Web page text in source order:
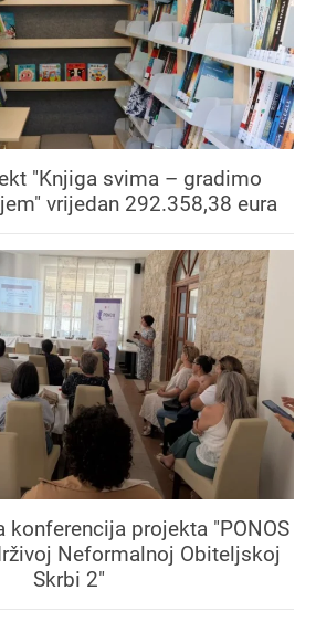
"Knjiga svima – gradimo
vrijedan 292.358,38 eura
konferencija projekta "PONOS
Neformalnoj Obiteljskoj
Skrbi 2"